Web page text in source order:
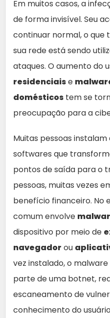
Em muitos casos, a
de forma invisível. Seu
continuar normal, o
sua rede está sendo
ataques. O aumento do
residenciaise
domésticos tem se
preocupação para a
Muitas pessoas
softwares que
pontos de saída para o
pessoas, muitas vezes
benefício financeiro. No
comum envolve
dispositivo por meio de
navegador ou
vez instalado, o
parte de uma botnet,
escaneamento de
conhecimento do